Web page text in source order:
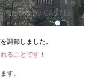
調節しました。
ることです！
す。